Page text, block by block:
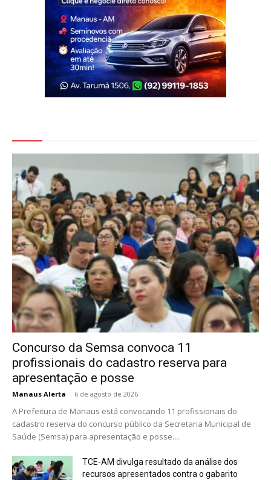
Concurso da Semsa convoca 11
profissionais do cadastro reserva para
apresentação e posse
Manaus Alerta - 6 de agosto de 2026
A Prefeitura de Manaus está convocando 11 profissionais do
cadastro reserva do concurso público da Secretaria Municipal de
Saúde (Semsa) para apresentação e posse....
TCE-AM divulga resultado da análise dos
recursos apresentados contra o gabarito